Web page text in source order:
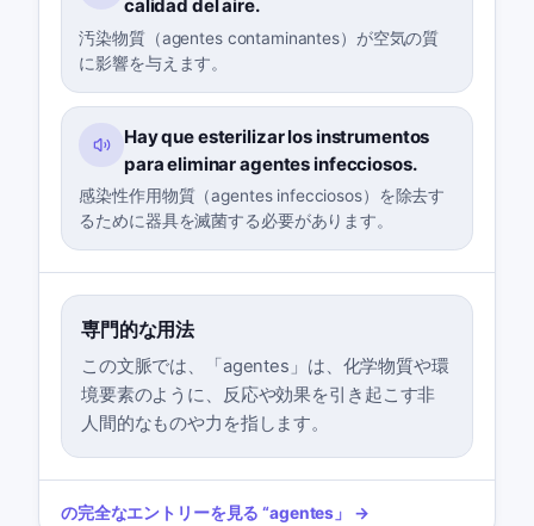
calidad del aire.
汚染物質（agentes contaminantes）が空気の質
に影響を与えます。
Hay que esterilizar los instrumentos
para eliminar agentes infecciosos.
感染性作用物質（agentes infecciosos）を除去す
るために器具を滅菌する必要があります。
専門的な用法
この文脈では、「agentes」は、化学物質や環
境要素のように、反応や効果を引き起こす非
人間的なものや力を指します。
の完全なエントリーを見る “agentes 」 →